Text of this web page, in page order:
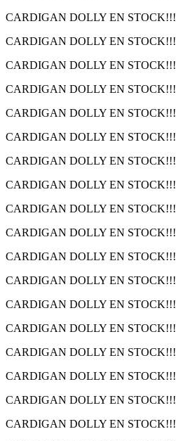
CARDIGAN DOLLY EN STOCK!!!
CARDIGAN DOLLY EN STOCK!!!
CARDIGAN DOLLY EN STOCK!!!
CARDIGAN DOLLY EN STOCK!!!
CARDIGAN DOLLY EN STOCK!!!
CARDIGAN DOLLY EN STOCK!!!
CARDIGAN DOLLY EN STOCK!!!
CARDIGAN DOLLY EN STOCK!!!
CARDIGAN DOLLY EN STOCK!!!
CARDIGAN DOLLY EN STOCK!!!
CARDIGAN DOLLY EN STOCK!!!
CARDIGAN DOLLY EN STOCK!!!
CARDIGAN DOLLY EN STOCK!!!
CARDIGAN DOLLY EN STOCK!!!
CARDIGAN DOLLY EN STOCK!!!
CARDIGAN DOLLY EN STOCK!!!
CARDIGAN DOLLY EN STOCK!!!
CARDIGAN DOLLY EN STOCK!!!